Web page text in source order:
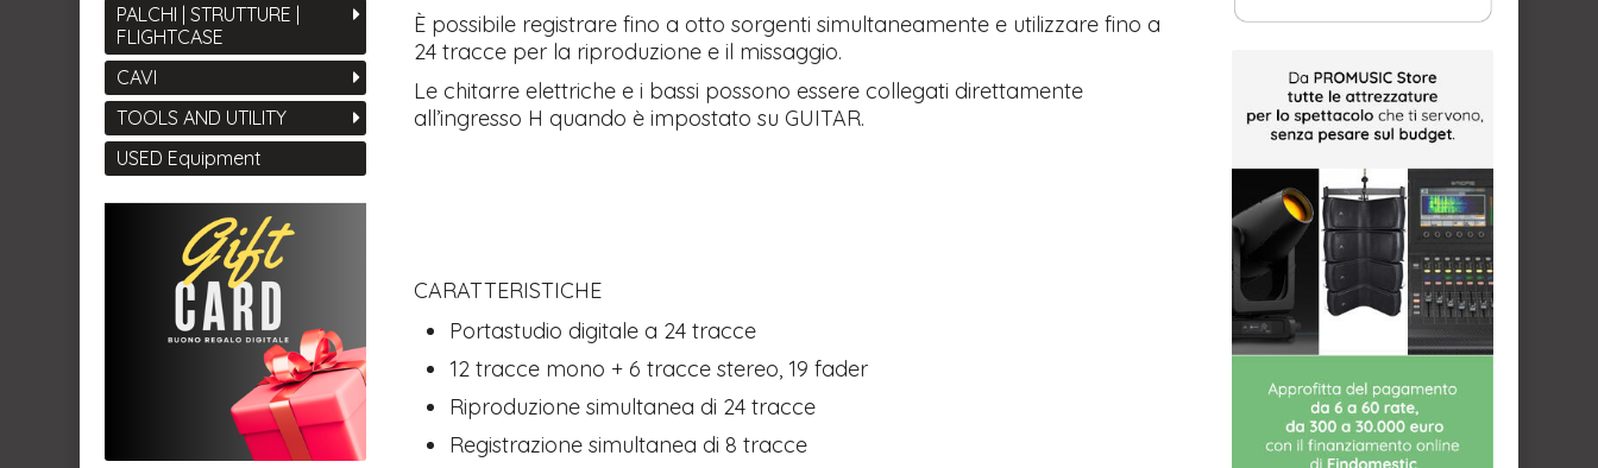
È possibile registrare fino a otto sorgenti simultaneamente e utilizzare fino a
24 tracce per la riproduzione e il missaggio.
Le chitarre elettriche e i bassi possono essere collegati direttamente
all’ingresso H quando è impostato su GUITAR.
CARATTERISTICHE
Portastudio digitale a 24 tracce
12 tracce mono + 6 tracce stereo, 19 fader
Riproduzione simultanea di 24 tracce
Registrazione simultanea di 8 tracce
PALCHI | STRUTTURE |
FLIGHTCASE
CAVI
TOOLS AND UTILITY
USED Equipment